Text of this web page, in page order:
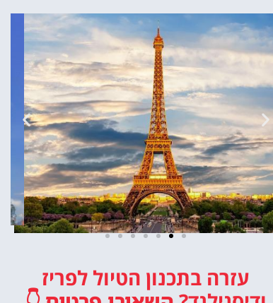
כרטיסים
עזרה בתכנון הטיול לפריז